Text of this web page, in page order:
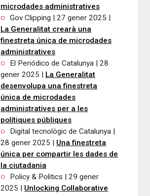
microdades administratives
Gov Clipping | 27 gener 2025 |
La Generalitat crearà una
finestreta única de microdades
administratives
El Periódico de Catalunya | 28
gener 2025 | La Generalitat
desenvolupa una finestreta
única de microdades
administratives per a les
polítiques públiques
Digital tecnològic de Catalunya |
28 gener 2025 | Una finestreta
única per compartir les dades de
la ciutadania
Policy & Politics | 29 gener
2025 | Unlocking Collaborative